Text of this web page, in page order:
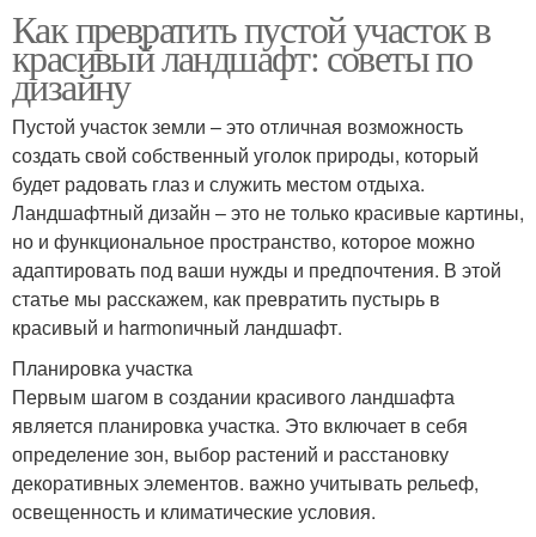
Как превратить пустой участок в
красивый ландшафт: советы по
дизайну
Пустой участок земли – это отличная возможность
создать свой собственный уголок природы, который
будет радовать глаз и служить местом отдыха.
Ландшафтный дизайн – это не только красивые картины,
но и функциональное пространство, которое можно
адаптировать под ваши нужды и предпочтения. В этой
статье мы расскажем, как превратить пустырь в
красивый и harmonичный ландшафт.
Планировка участка
Первым шагом в создании красивого ландшафта
является планировка участка. Это включает в себя
определение зон, выбор растений и расстановку
декоративных элементов. важно учитывать рельеф,
освещенность и климатические условия.